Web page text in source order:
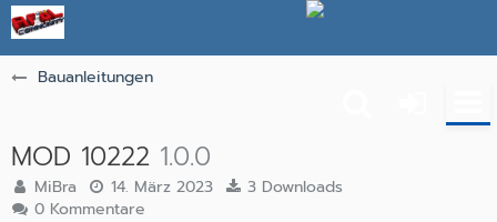
Bauanleitungen
MOD 10222 1.0.0
MiBra 14. März 2023
3 Downloads
0 Kommentare